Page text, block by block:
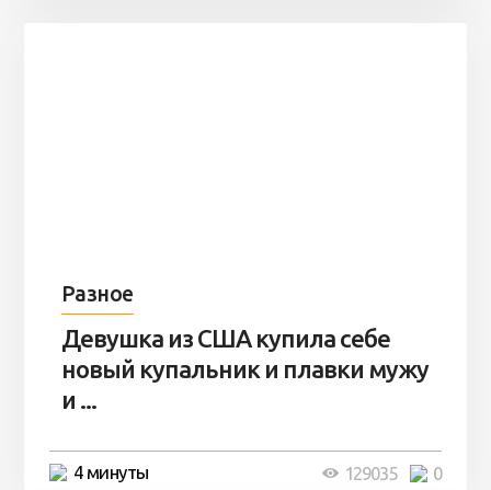
Разное
Девушка из США купила себе
новый купальник и плавки мужу
и ...
4 минуты 0
129035